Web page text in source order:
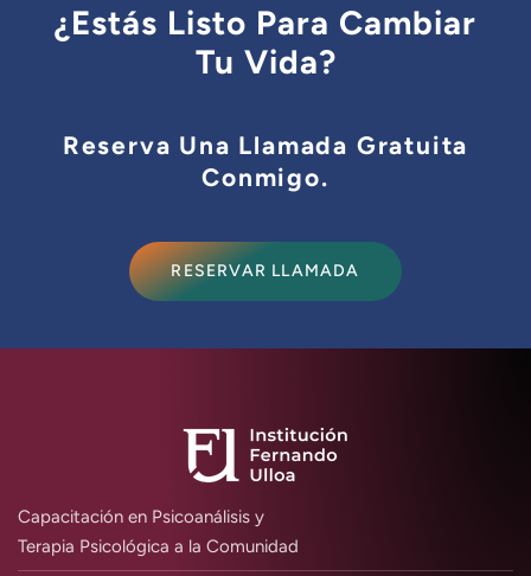
¿Estás Listo Para Cambiar
Tu Vida?
Reserva Una Llamada Gratuita
Conmigo.
RESERVAR LLAMADA
Capacitación en Psicoanálisis y
Terapia Psicológica a la Comunidad